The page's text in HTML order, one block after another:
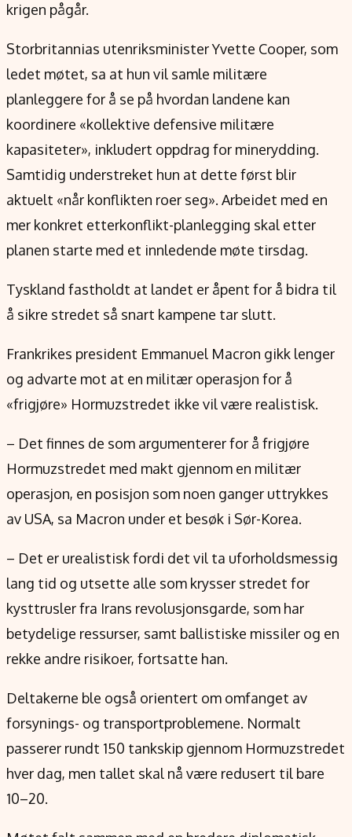
krigen pågår.
Storbritannias utenriksminister Yvette Cooper, som
ledet møtet, sa at hun vil samle militære
planleggere for å se på hvordan landene kan
koordinere «kollektive defensive militære
kapasiteter», inkludert oppdrag for minerydding.
Samtidig understreket hun at dette først blir
aktuelt «når konflikten roer seg». Arbeidet med en
mer konkret etterkonflikt-planlegging skal etter
planen starte med et innledende møte tirsdag.
Tyskland fastholdt at landet er åpent for å bidra til
å sikre stredet så snart kampene tar slutt.
Frankrikes president Emmanuel Macron gikk lenger
og advarte mot at en militær operasjon for å
«frigjøre» Hormuzstredet ikke vil være realistisk.
– Det finnes de som argumenterer for å frigjøre
Hormuzstredet med makt gjennom en militær
operasjon, en posisjon som noen ganger uttrykkes
av USA, sa Macron under et besøk i Sør-Korea.
– Det er urealistisk fordi det vil ta uforholdsmessig
lang tid og utsette alle som krysser stredet for
kysttrusler fra Irans revolusjonsgarde, som har
betydelige ressurser, samt ballistiske missiler og en
rekke andre risikoer, fortsatte han.
Deltakerne ble også orientert om omfanget av
forsynings- og transportproblemene. Normalt
passerer rundt 150 tankskip gjennom Hormuzstredet
hver dag, men tallet skal nå være redusert til bare
10–20.